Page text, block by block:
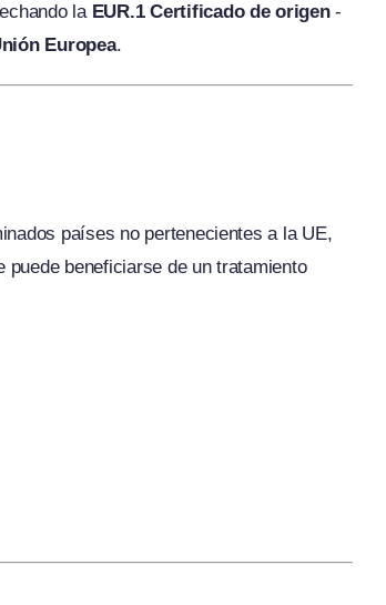
la EUR.1 Certificado de origen-
Europea.
países no pertenecientes a la UE,
beneficiarse de un tratamiento